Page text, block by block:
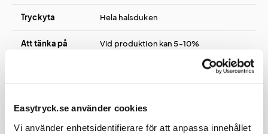
Easytryck.se använder cookies
Vi använder enhetsidentifierare för att anpassa innehållet
Tryckyta Hela halsduken
Att tänka på
Vid produktion kan 5-10%
över/underproduktion ske. Levererat